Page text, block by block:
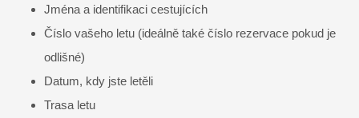
Jména a identifikaci cestujících
Číslo vašeho letu (ideálně také číslo rezervace pokud je
odlišné)
Datum, kdy jste letěli
Trasa letu